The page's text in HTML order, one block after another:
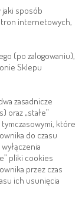
sposób
internetowych,
(po zalogowaniu),
Sklepu
zasadnicze
oraz „stałe”
które
do czasu
pliki cookies
przez czas
ich usunięcia